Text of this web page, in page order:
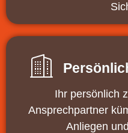
Ihr persönlich
Ansprechpartner
Anliegen